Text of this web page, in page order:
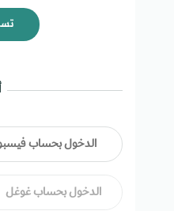
الدخول بحساب
الدخول بحساب غوغل